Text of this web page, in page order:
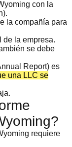
con la
la compañía para
de la empresa.
se debe
Report) es
una LLC se
requiere